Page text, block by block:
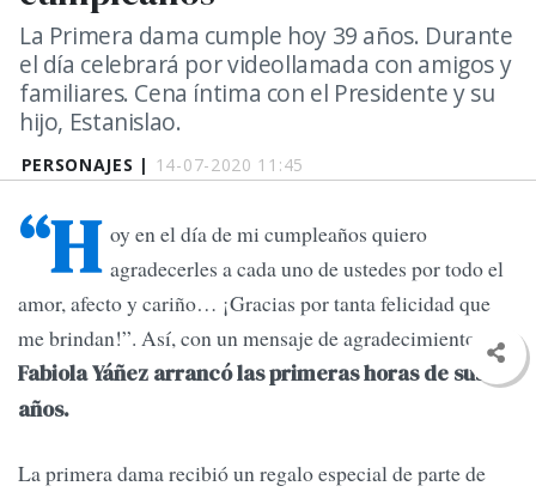
PERSONAJES | 14-07-2020 11:45
La Primera dama cumple hoy 39 años. Durante
el día celebrará por videollamada con amigos y
familiares. Cena íntima con el Presidente y su
hijo, Estanislao.
“H oy en el día de mi cumpleaños quiero
agradecerles a cada uno de ustedes por todo el
amor, afecto y cariño… ¡Gracias por tanta felicidad que
me brindan!”. Así, con un mensaje de agradecimiento,
Fabiola Yáñez arrancó las primeras horas de sus 39
años.
La primera dama recibió un regalo especial de parte de